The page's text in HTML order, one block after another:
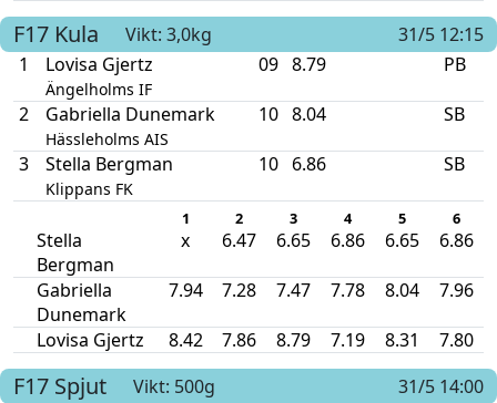
F17 Kula Vikt: 3,0kg
31/5 12:15
1
Lovisa Gjertz
Ängelholms IF
09 8.79 PB
2 Gabriella Dunemark
Hässleholms AIS
10 8.04 SB
3 Stella Bergman
Klippans FK
10 6.86 SB
1 2 3 4 5 6
Stella
Bergman
x 6.47 6.65 6.86 6.65 6.86
Gabriella
Dunemark
7.94 7.28 7.47 7.78 8.04 7.96
Lovisa Gjertz 8.42 7.86 8.79 7.19 8.31 7.80
F17 Spjut Vikt: 500g
31/5 14:00